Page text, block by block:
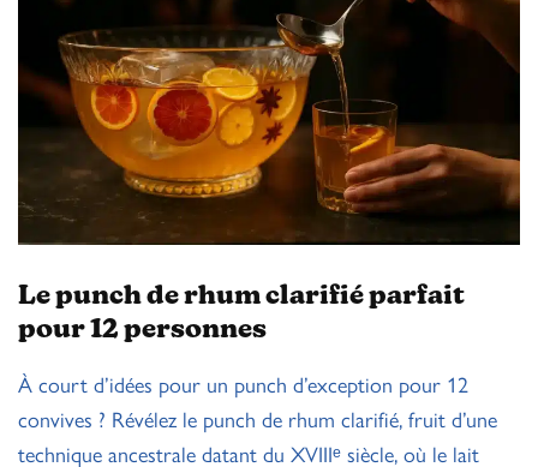
Le punch de rhum clarifié parfait
pour 12 personnes
À court d’idées pour un punch d’exception pour 12
convives ? Révélez le punch de rhum clarifié, fruit d’une
technique ancestrale datant du XVIIIᵉ siècle, où le lait